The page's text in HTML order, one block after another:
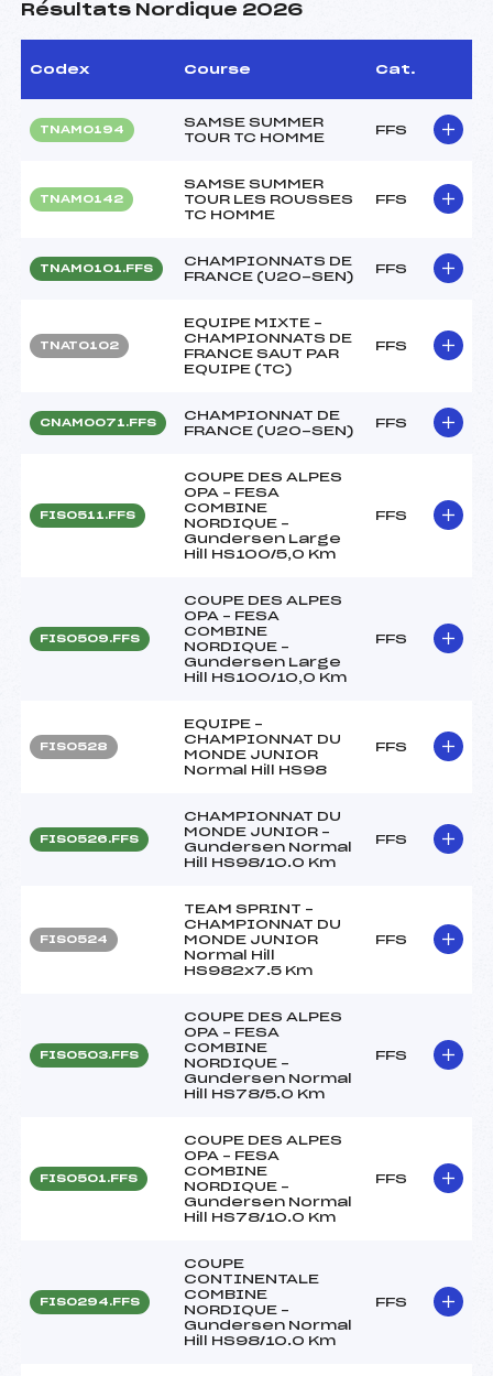
Résultats Nordique 2026
Codex Course Cat.
TNAM0194
SAMSE SUMMER
TOUR TC HOMME
FFS
TNAM0142
SAMSE SUMMER
TOUR LES ROUSSES
TC HOMME
FFS
TNAM0101.FFS
CHAMPIONNATS DE
FRANCE (U20-SEN)
FFS
TNAT0102
EQUIPE MIXTE –
CHAMPIONNATS DE
FRANCE SAUT PAR
EQUIPE (TC)
FFS
CNAM0071.FFS
CHAMPIONNAT DE
FRANCE (U20-SEN)
FFS
FIS0511.FFS
COUPE DES ALPES
OPA – FESA
COMBINE
NORDIQUE –
Gundersen Large
Hill HS100/5,0 Km
FFS
FIS0509.FFS
COUPE DES ALPES
OPA – FESA
COMBINE
NORDIQUE –
Gundersen Large
Hill HS100/10,0 Km
FFS
FIS0528
EQUIPE –
CHAMPIONNAT DU
MONDE JUNIOR
Normal Hill HS98
FFS
FIS0526.FFS
CHAMPIONNAT DU
MONDE JUNIOR –
Gundersen Normal
Hill HS98/10.0 Km
FFS
FIS0524
TEAM SPRINT –
CHAMPIONNAT DU
MONDE JUNIOR
Normal Hill
HS982x7.5 Km
FFS
FIS0503.FFS
COUPE DES ALPES
OPA – FESA
COMBINE
NORDIQUE –
Gundersen Normal
Hill HS78/5.0 Km
FFS
FIS0501.FFS
COUPE DES ALPES
OPA – FESA
COMBINE
NORDIQUE –
Gundersen Normal
Hill HS78/10.0 Km
FFS
FIS0294.FFS
COUPE
CONTINENTALE
COMBINE
NORDIQUE –
Gundersen Normal
Hill HS98/10.0 Km
FFS